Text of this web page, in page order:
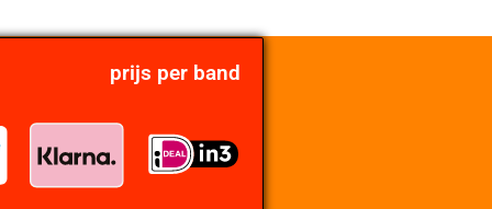
prijs per band